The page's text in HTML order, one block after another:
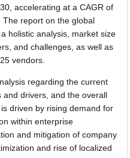
accelerating at a CAGR of
report on the global
holistic analysis, market size
and challenges, as well as
vendors.
regarding the current
drivers, and the overall
driven by rising demand for
within enterprise
and mitigation of company
and rise of localized